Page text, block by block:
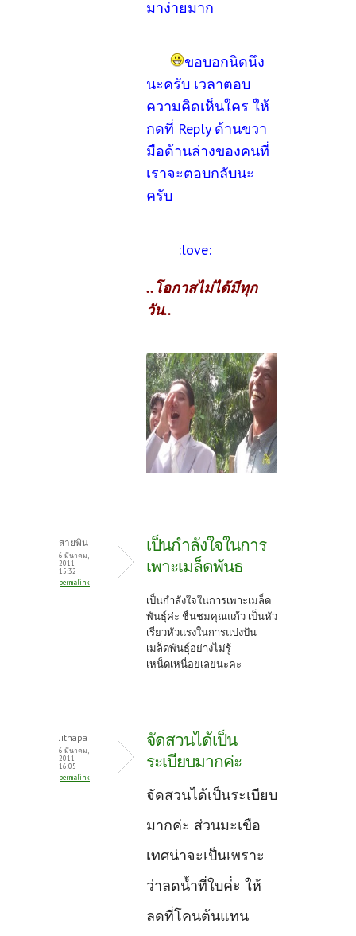
มาง่ายมาก
ขอบอกนิดนึง
นะครับ เวลาตอบ
ความคิดเห็นใคร ให้
กดที่ Reply ด้านขวา
มือด้านล่างของคนที่
เราจะตอบกลับนะ
ครับ
:love:
..โอกาสไม่ได้มีทุก
วัน..
สายพิน
6 มีนาคม,
2011 -
15:32
permalink
เป็นกำลังใจในการ
เพาะเมล็ดพันธ
เป็นกำลังใจในการเพาะเมล็ด
พันธุ์ค่ะ ชื่นชมคุณแก้ว เป็นหัว
เรี่ยวหัวแรงในการแบ่งปัน
เมล็ดพันธุ์อย่างไม่รู้
เหน็ดเหนื่อยเลยนะคะ
Jitnapa
6 มีนาคม,
2011 -
16:05
permalink
จัดสวนได้เป็น
ระเบียบมากค่ะ
จัดสวนได้เป็นระเบียบ
มากค่ะ ส่วนมะเขือ
เทศน่าจะเป็นเพราะ
ว่าลดน้ำที่ใบค่่ะ ให้
ลดที่โคนต้นแทน